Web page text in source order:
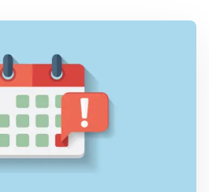
het melden van een niet ontvangen